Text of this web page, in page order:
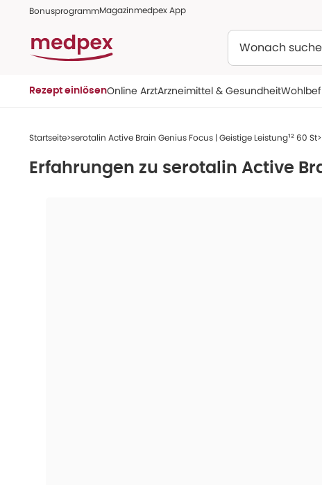
BonusprogrammMagazinmedpex App
Rezept einlösenOnline ArztArzneimittel & Gesundheit
Startseite serotalin Active Brain Genius Focus | Geistige Leistung¹² 60 St
Erfahrungen zu serotalin Active